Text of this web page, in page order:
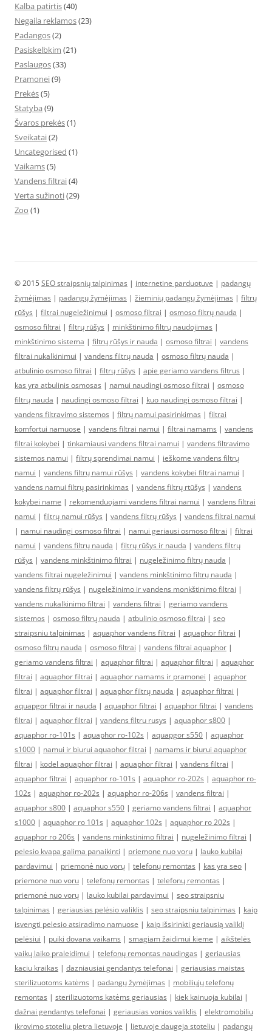
Kalba patirtis(40)
Negaila reklamos(23)
Padangos(2)
Pasiskelbkim (21)
Paslaugos(33)
Pramonei(9)
Prekės(5)
Statyba (9)
Švaros prekės(1)
Sveikatai(2)
Uncategorised (1)
Vaikams(5)
Vandens filtrai(4)
Verta sužinoti(29)
Zoo (1)
© 2015SEO straipsnių talpinimas | internetine parduotuve | padangų
žymėjimas | padangų žymėjimas | žieminių padangų žymėjimas | filtrų
rūšys | filtrai nugeležinimui | osmoso filtrai | osmoso filtrų nauda |
osmoso filtrai | filtrų rūšys | minkštinimo filtrų naudojimas |
minkštinimo sistema | filtrų rūšys ir nauda | osmoso filtrai | vandens
filtrai nukalkinimui | vandens filtrų nauda | osmoso filtrų nauda |
atbulinio osmoso filtrai | filtrų rūšys | apie geriamo vandens filtrus |
kas yra atbulinis osmosas | namui naudingi osmoso filtrai | osmoso
filtrų nauda | naudingi osmoso filtrai | kuo naudingi osmoso filtrai |
vandens filtravimo sistemos | filtrų namui pasirinkimas | filtrai
komfortui namuose | vandens filtrai namui | filtrai namams | vandens
filtrai kokybei | tinkamiausi vandens filtrai namui | vandens filtravimo
sistemos namui | filtrų sprendimai namui | ieškome vandens filtrų
namui | vandens filtrų namui rūšys | vandens kokybei filtrai namui |
vandens namui filtrų pasirinkimas | vandens filtrų rtūšys | vandens
kokybei name | rekomenduojami vandens filtrai namui | vandens filtrai
namui | filtrų namui rūšys | vandens filtrų rūšys | vandens filtrai namui
| namui naudingi osmoso filtrai | namui geriausi osmoso filtrai | filtrai
namui | vandens filtrų nauda | filtrų rūšys ir nauda | vandens filtrų
rūšys | vandens minkštinimo filtrai | nugeležinimo filtrų nauda |
vandens filtrai nugeležinimui | vandens minkštinimo filtrų nauda |
vandens filtrų rūšys | nugeležinimo ir vandens monkštinimo filtrai |
vandens nukalkinimo filtrai | vandens filtrai | geriamo vandens
sistemos | osmoso filtrų nauda | atbulinio osmoso filtrai | seo
straipsniu talpinimas | aquaphor vandens filtrai | aquaphor filtrai |
osmoso filtrų nauda | osmoso filtrai | vandens filtrai aquaphor |
geriamo vandens filtrai | aquaphor filtrai | aquaphor filtrai | aquaphor
filtrai | aquaphor filtrai | aquaphor namams ir pramonei | aquaphor
filtrai | aquaphor filtrai | aquaphor filtrų nauda | aquaphor filtrai |
aquapgor filtrai ir nauda | aquaphor filtrai | aquaphor filtrai | vandens
filtrai | aquaphor filtrai | vandens filtru rusys | aquaphor s800 |
aquaphor ro-101s | aquaphor ro-102s | aquapgor s550 | aquaphor
s1000 | namui ir biurui aquaphor filtrai | namams ir biurui aquaphor
filtrai | kodel aquaphor filtrai | aquaphor filtrai | vandens filtrai |
aquaphor filtrai | aquaphor ro-101s | aquaphor ro-202s | aquaphor ro-
102s | aquaphor ro-202s | aquaphor ro-206s | vandens filtrai |
aquaphor s800 | aquaphor s550 | geriamo vandens filtrai | aquaphor
s1000 | aquaphor ro 101s | aquaphor 102s | aquaphor ro 202s |
aquaphor ro 206s | vandens minkstinimo filtrai | nugeležinimo filtrai |
pelesio kvapa galima panaikinti | priemone nuo voru | lauko kubilai
pardavimui | priemonė nuo vorų | telefonų remontas | kas yra seo |
priemone nuo voru | telefonų remontas | telefonų remontas |
priemonė nuo vorų | lauko kubilai pardavimui | seo straipsniu
talpinimas | geriausias pelėsio valiklis | seo straipsniu talpinimas | kaip
isvengti pelesio atsiradimo namuose | kaip išsirinkti geriausią valiklį
pelėsiui | puiki dovana vaikams | smagiam žaidimui kieme | aikštelės
vaikų laiko praleidimui | telefonų remontas naudingas | geriausias
kaciu kraikas | dazniausiai gendantys telefonai | geriausias maistas
sterilizuotoms katėms | padangų žymėjimas | mobiliųjų telefonų
remontas | sterilizuotoms katėms geriausias | kiek kainuoja kubilai |
dažnai gendantys telefonai | geriausias vonios valiklis | elektromobiliu
ikrovimo stoteliu pletra lietuvoje | lietuvoje daugeja stoteliu | padangų